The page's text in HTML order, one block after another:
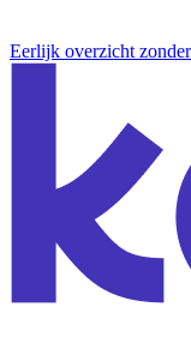
Eerlijk overzicht